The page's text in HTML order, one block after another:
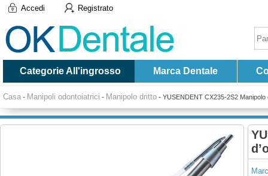
Accedi Registrato
Categorie All'ingrosso Marca Dentale
Casa - Manipoli odontoiatrici - Manipolo dritto - YUSENDENT CX235-2S2